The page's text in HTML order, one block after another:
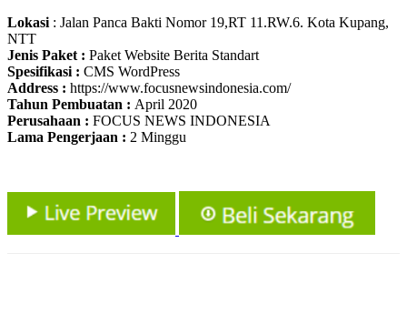
Lokasi : Jalan Panca Bakti Nomor 19,RT 11.RW.6. Kota Kupang,
NTT
Jenis Paket : Paket Website Berita Standart
Spesifikasi : CMS WordPress
Address : https://www.focusnewsindonesia.com/
Tahun Pembuatan : April 2020
Perusahaan : FOCUS NEWS INDONESIA
Lama Pengerjaan : 2 Minggu